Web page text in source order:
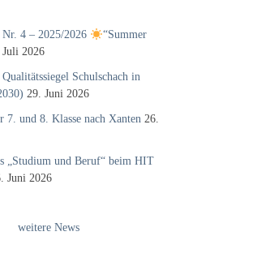
4 – 2025/2026
“Summer
Juli 2026
Schulschach in
29. Juni 2026
7. und 8. Klasse nach Xanten 26.
„Studium und Beruf“ beim HIT
Juni 2026
weitere News